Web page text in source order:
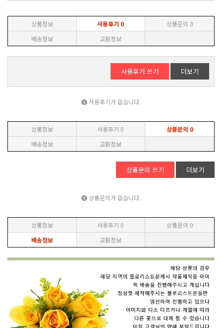
상품정보 사용후기 0 상품문의 0
배송정보
교환정보
사용후기 쓰기 더보기
사용후기가 없습니다.
상품정보 사용후기 0 상품문의 0
배송정보
교환정보
상품문의 쓰기 더보기
상품문의가 없습니다.
상품정보 사용후기 0 상품문의 0
배송정보
교환정보